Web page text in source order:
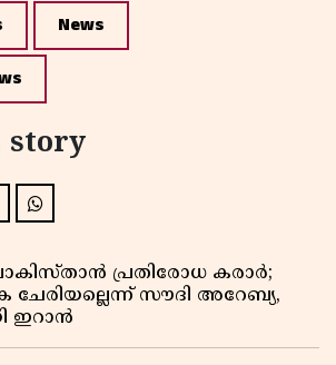
News
story
പ്രതിരോധ കരാർ;
സൗദി അറേബ്യ,
ഇറാൻ